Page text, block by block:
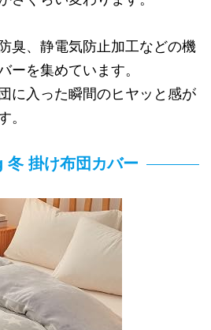
臭、静電気防止加工などの機
ーを集めています。
に入った瞬間のヒヤッと感が
。
掛け布団カバー